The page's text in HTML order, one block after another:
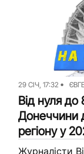
посадовця і
29 СІЧ, 17:32
Від нуля
Донеччини
регіону у
Журналісти